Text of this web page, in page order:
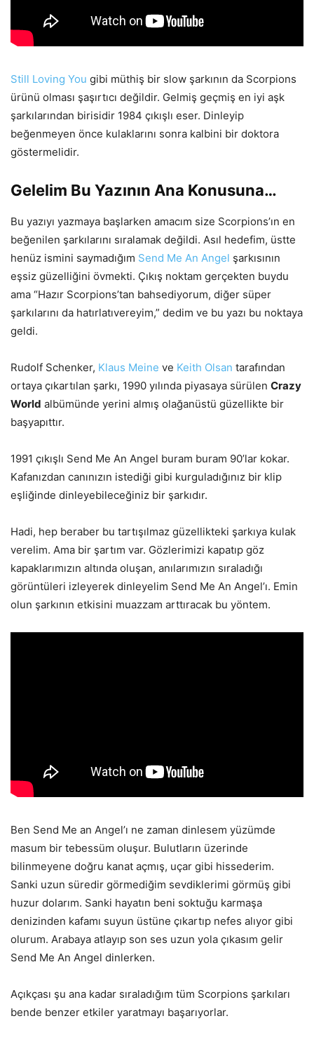
Still Loving You gibi müthiş bir slow şarkının da Scorpions
ürünü olması şaşırtıcı değildir. Gelmiş geçmiş en iyi aşk
şarkılarından birisidir 1984 çıkışlı eser. Dinleyip
beğenmeyen önce kulaklarını sonra kalbini bir doktora
göstermelidir.
Gelelim Bu Yazının Ana Konusuna…
Bu yazıyı yazmaya başlarken amacım size Scorpions’ın en
beğenilen şarkılarını sıralamak değildi. Asıl hedefim, üstte
henüz ismini saymadığım Send Me An Angel şarkısının
eşsiz güzelliğini övmekti. Çıkış noktam gerçekten buydu
ama “Hazır Scorpions’tan bahsediyorum, diğer süper
şarkılarını da hatırlatıvereyim,” dedim ve bu yazı bu noktaya
geldi.
Rudolf Schenker, Klaus Meine ve Keith Olsan tarafından
ortaya çıkartılan şarkı, 1990 yılında piyasaya sürülen Crazy
World albümünde yerini almış olağanüstü güzellikte bir
başyapıttır.
1991 çıkışlı Send Me An Angel buram buram 90’lar kokar.
Kafanızdan canınızın istediği gibi kurguladığınız bir klip
eşliğinde dinleyebileceğiniz bir şarkıdır.
Hadi, hep beraber bu tartışılmaz güzellikteki şarkıya kulak
verelim. Ama bir şartım var. Gözlerimizi kapatıp göz
kapaklarımızın altında oluşan, anılarımızın sıraladığı
görüntüleri izleyerek dinleyelim Send Me An Angel’ı. Emin
olun şarkının etkisini muazzam arttıracak bu yöntem.
Ben Send Me an Angel’ı ne zaman dinlesem yüzümde
masum bir tebessüm oluşur. Bulutların üzerinde
bilinmeyene doğru kanat açmış, uçar gibi hissederim.
Sanki uzun süredir görmediğim sevdiklerimi görmüş gibi
huzur dolarım. Sanki hayatın beni soktuğu karmaşa
denizinden kafamı suyun üstüne çıkartıp nefes alıyor gibi
olurum. Arabaya atlayıp son ses uzun yola çıkasım gelir
Send Me An Angel dinlerken.
Açıkçası şu ana kadar sıraladığım tüm Scorpions şarkıları
bende benzer etkiler yaratmayı başarıyorlar.